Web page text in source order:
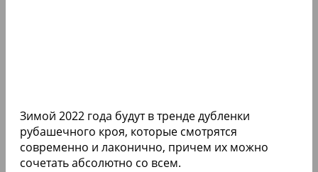
Зимой 2022 года будут в тренде дубленки
рубашечного кроя, которые смотрятся
современно и лаконично, причем их можно
сочетать абсолютно со всем.